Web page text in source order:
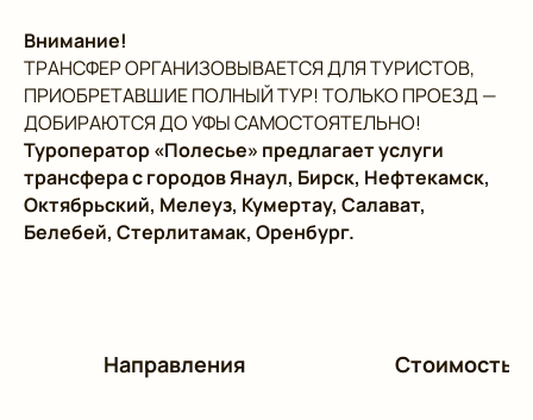
Внимание!
ТРАНСФЕР ОРГАНИЗОВЫВАЕТСЯ ДЛЯ ТУРИСТОВ,
ПРИОБРЕТАВШИЕ ПОЛНЫЙ ТУР! ТОЛЬКО ПРОЕЗД —
ДОБИРАЮТСЯ ДО УФЫ САМОСТОЯТЕЛЬНО!
Туроператор «Полесье» предлагает услуги
трансфера с городов Янаул, Бирск, Нефтекамск,
Октябрьский, Мелеуз, Кумертау, Салават,
Белебей, Стерлитамак, Оренбург.
Направления Стоимость